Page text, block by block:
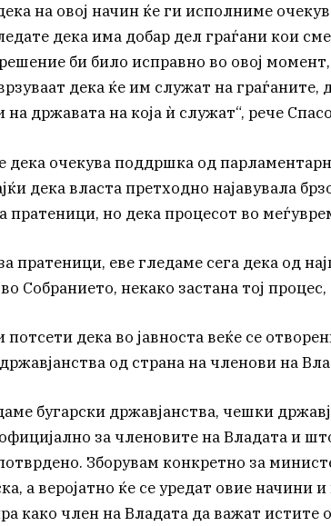
на овој начин ќе ги исполниме
дека има добар дел граѓани кои
би било исправно во овој
дека ќе им служат на граѓаните,
на државата на која ѝ служат“, рече
дека очекува поддршка од
дека власта претходно најавувала
пратеници, но дека процесот во
пратеници, еве гледаме сега дека од
Собранието, некако застана тој
потсети дека во јавноста веќе се
од страна на членови на
бугарски државјанства, чешки
за членовите на Владата и
Зборувам конкретно за
а веројатно ќе се уредат овие начини
како член на Владата да важат истите